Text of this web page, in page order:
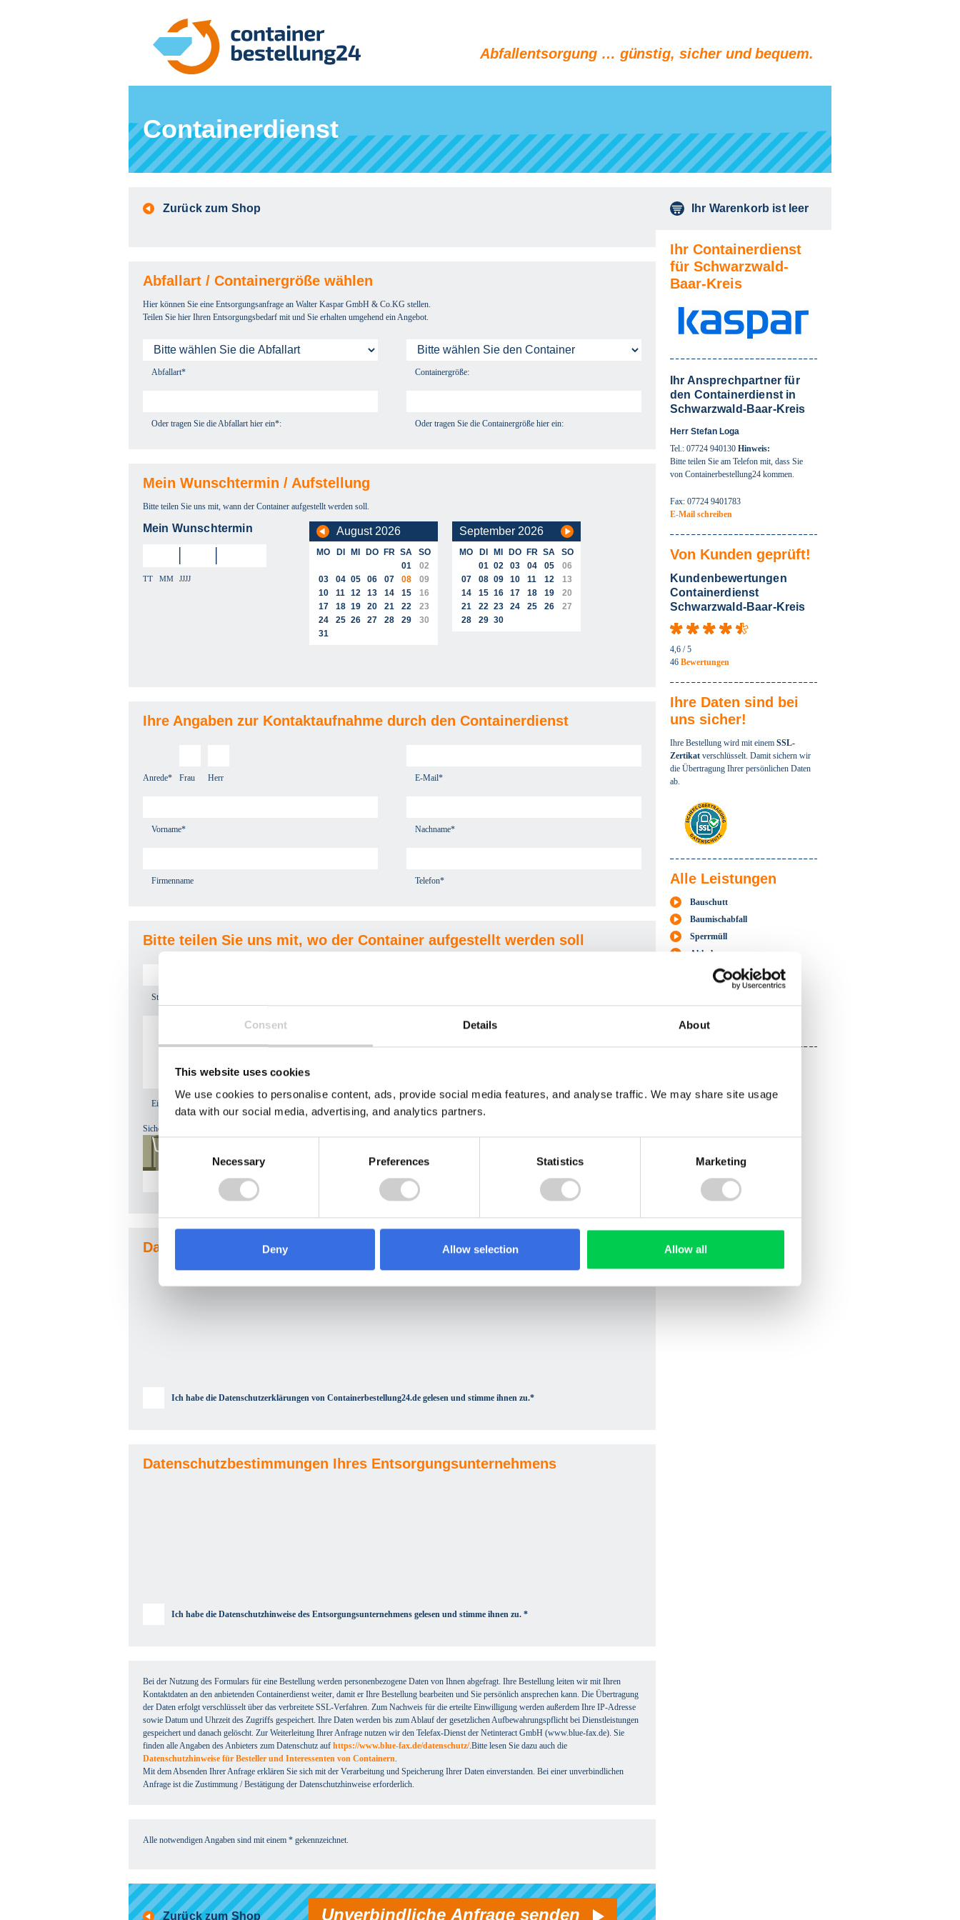
Consent Details About
This website uses cookies
We use cookies to personalise content, ads, provide social media features, and analyse traffic. We may share site usage
data with our social media, advertising, and analytics partners.
Necessary Preferences Statistics Marketing
Deny Allow selection Allow all
Abfallentsorgung … günstig, sicher und bequem.
Containerdienst
Zurück zum Shop
Abfallart / Containergröße wählen
Hier können Sie eine Entsorgungsanfrage an Walter Kaspar GmbH & Co.KG stellen.
Teilen Sie hier Ihren Entsorgungsbedarf mit und Sie erhalten umgehend ein Angebot.
Abfallart* Containergröße:
Oder tragen Sie die Abfallart hier ein*: Oder tragen Sie die Containergröße hier ein:
Mein Wunschtermin / Aufstellung
Bitte teilen Sie uns mit, wann der Container aufgestellt werden soll.
Mein Wunschtermin
TT MM JJJJ
Ihre Angaben zur Kontaktaufnahme durch den Containerdienst
Anrede* Frau Herr E-Mail*
Vorname* Nachname*
Firmenname Telefon*
Bitte teilen Sie uns mit, wo der Container aufgestellt werden soll
Straße, Hausnummer*
Eine Notiz zu Ihrer Anfrage
Sicherheitsfrage:
Datenschutzbestimmungen von Containerbestellung24.de
Ich habe die Datenschutzerklärungen von Containerbestellung24.de gelesen und stimme ihnen zu.*
Datenschutzbestimmungen Ihres Entsorgungsunternehmens
Ich habe die Datenschutzhinweise des Entsorgungsunternehmens gelesen und stimme ihnen zu. *
Bei der Nutzung des Formulars für eine Bestellung werden personenbezogene Daten von Ihnen abgefragt. Ihre Bestellung leiten wir mit Ihren
Kontaktdaten an den anbietenden Containerdienst weiter, damit er Ihre Bestellung bearbeiten und Sie persönlich ansprechen kann. Die Übertragung
der Daten erfolgt verschlüsselt über das verbreitete SSL-Verfahren. Zum Nachweis für die erteilte Einwilligung werden außerdem Ihre IP-Adresse
sowie Datum und Uhrzeit des Zugriffs gespeichert. Ihre Daten werden bis zum Ablauf der gesetzlichen Aufbewahrungspflicht bei Dienstleistungen
gespeichert und danach gelöscht. Zur Weiterleitung Ihrer Anfrage nutzen wir den Telefax-Dienst der Netinteract GmbH (www.blue-fax.de). Sie
finden alle Angaben des Anbieters zum Datenschutz auf https://www.blue-fax.de/datenschutz/.Bitte lesen Sie dazu auch die
Datenschutzhinweise für Besteller und Interessenten von Containern.
Mit dem Absenden Ihrer Anfrage erklären Sie sich mit der Verarbeitung und Speicherung Ihrer Daten einverstanden. Bei einer unverbindlichen
Anfrage ist die Zustimmung / Bestätigung der Datenschutzhinweise erforderlich.
Alle notwendigen Angaben sind mit einem * gekennzeichnet.
Zurück zum Shop Unverbindliche Anfrage senden
Ihr Warenkorb ist leer
Ihr Containerdienst
für Schwarzwald-
Baar-Kreis
Ihr Ansprechpartner für
den Containerdienst in
Schwarzwald-Baar-Kreis
Herr Stefan Loga
Tel.: 07724 940130 Hinweis:
Bitte teilen Sie am Telefon mit, dass Sie
von Containerbestellung24 kommen.
Fax: 07724 9401783
E-Mail schreiben
Von Kunden geprüft!
Kundenbewertungen
Containerdienst
Schwarzwald-Baar-Kreis
4,6 / 5
46 Bewertungen
Ihre Daten sind bei
uns sicher!
Ihre Bestellung wird mit einem SSL-
Zertikat verschlüsselt. Damit sichern wir
die Übertragung Ihrer persönlichen Daten
ab.
Alle Leistungen
Bauschutt
Baumischabfall
Sperrmüll
Altholz
Gartenabfälle
Andere Abfälle
Alle Abfallarten